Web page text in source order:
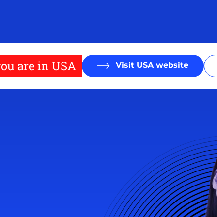
are in USA Visit USA website